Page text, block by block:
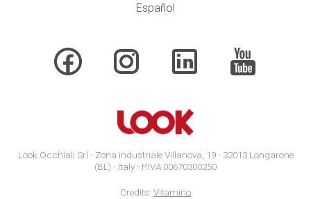
Español
Look Occhiali Srl - Zona industriale Villanova, 19 - 32013 Longarone
(BL) - Italy - P.IVA 00670300250
Credits: Vitamino